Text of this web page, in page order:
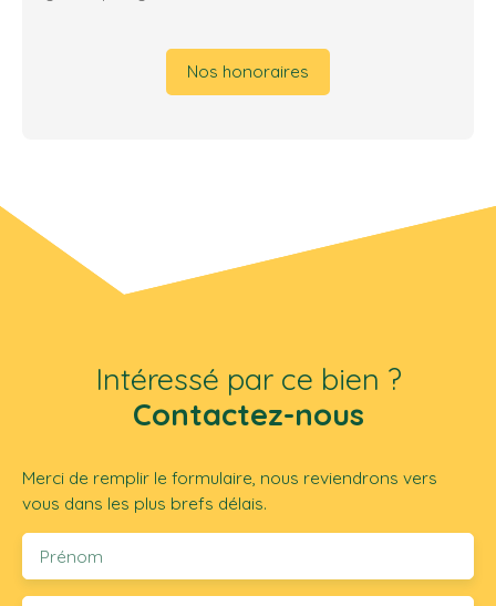
Nos honoraires
Intéressé par ce bien ?
Contactez-nous
Merci de remplir le formulaire, nous reviendrons vers
vous dans les plus brefs délais.
Prénom